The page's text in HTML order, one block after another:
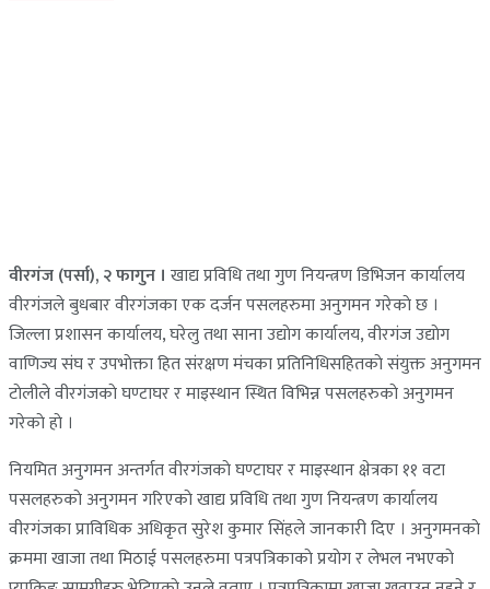
वीरगंज (पर्सा), २ फागुन । खाद्य प्रविधि तथा गुण नियन्त्रण डिभिजन कार्यालय
वीरगंजले बुधबार वीरगंजका एक दर्जन पसलहरुमा अनुगमन गरेकाे छ ।
जिल्ला प्रशासन कार्यालय, घरेलु तथा साना उद्याेग कार्यालय, वीरगंज उद्याेग
वाणिज्य संघ र उपभाेक्ता हित संरक्षण मंचका प्रतिनिधिसहितकाे संयुक्त अनुगमन
टाेलीले वीरगंजकाे घण्टाघर र माइस्थान स्थित विभिन्न पसलहरुकाे अनुगमन
गरेकाे हाे ।
नियमित अनुगमन अन्तर्गत वीरगंजकाे घण्टाघर र माइस्थान क्षेत्रका ११ वटा
पसलहरुकाे अनुगमन गरिएकाे खाद्य प्रविधि तथा गुण नियन्त्रण कार्यालय
वीरगंजका प्राविधिक अधिकृत सुरेश कुमार सिंहले जानकारी दिए । अनुगमनकाे
क्रममा खाजा तथा मिठाई पसलहरुमा पत्रपत्रिकाकाे प्रयाेग र लेभल नभएकाे